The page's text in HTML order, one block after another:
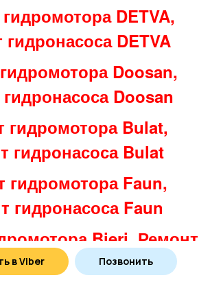
в Viber Позвонить
DETVA,
DETVA
Doosan,
Doosan
гидромотора Bulat,
гидронасоса Bulat
гидромотора Faun,
гидронасоса Faun
Bieri, Ремонт
Bieri